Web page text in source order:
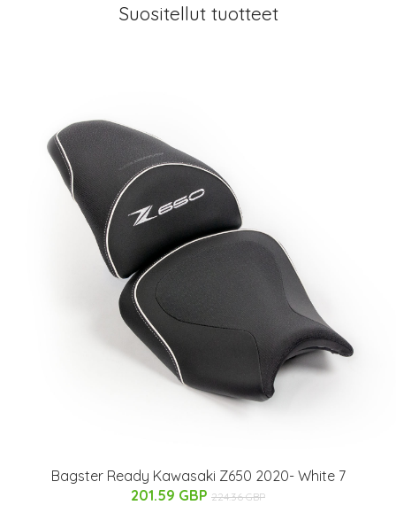
Suositellut tuotteet
Bagster Ready Kawasaki Z650 2020- White 7
201.59 GBP 224.36 GBP